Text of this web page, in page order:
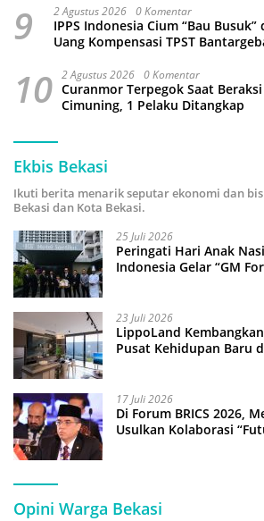
9 2 Agustus 2026 0 Komentar
IPPS Indonesia Cium “Bau
Uang Kompensasi TPST
10 2 Agustus 2026 0 Komentar
Curanmor Terpegok Saat
Cimuning, 1 Pelaku Ditangkap
Ekbis Bekasi
Ikuti berita menarik seputar ekonomi dan
Bekasi dan Kota Bekasi.
25 Juli 2026
Peringati Hari Anak
Indonesia Gelar “GM
23 Juli 2026
LippoLand Kembangkan
Pusat Kehidupan Baru
17 Juli 2026
Di Forum BRICS 2026,
Usulkan Kolaborasi
Opini Warga Bekasi